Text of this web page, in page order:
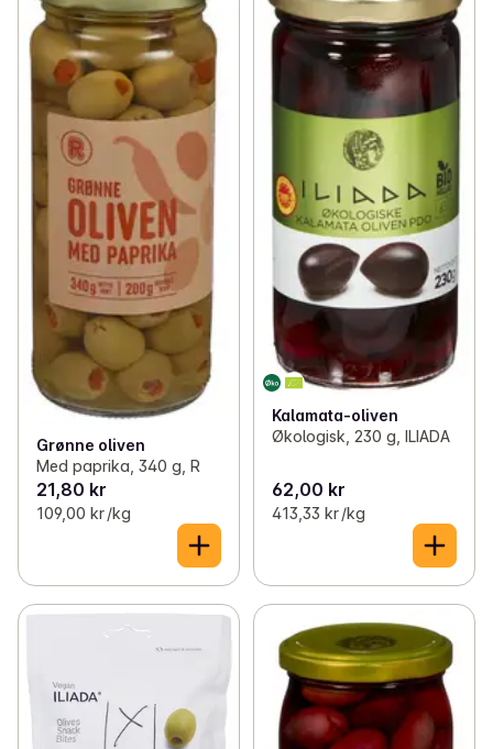
Grønne oliven
Med paprika, 340 g, R
21,80 kr
109,00 kr /kg
Kalamata-oliven
Økologisk, 230 g, ILIADA
62,00 kr
413,33 kr /kg